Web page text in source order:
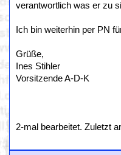
verantwortlich was er zu
Ich bin weiterhin per PN
Grüße,
Ines Stihler
Vorsitzende A-D-K
2-mal bearbeitet. Zuletzt